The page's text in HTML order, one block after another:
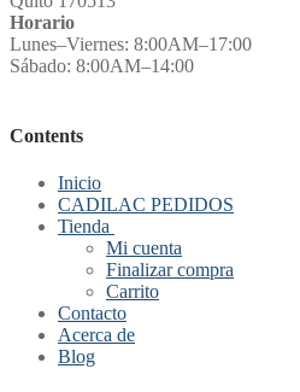
Horario
Lunes–Viernes: 8:00AM–17:00
Sábado: 8:00AM–14:00
Contents
Inicio
CADILAC PEDIDOS
Tienda
Mi cuenta
Finalizar compra
Carrito
Contacto
Acerca de
Blog